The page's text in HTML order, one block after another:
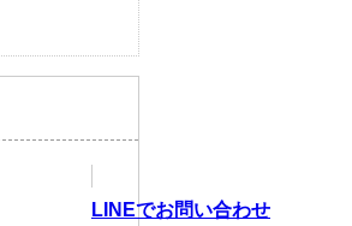
LINEでお問い合わせ